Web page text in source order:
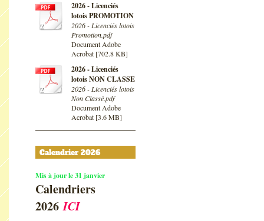
2026 - Licenciés
lotois PROMOTION
2026 - Licenciés lotois
Promotion.pdf
Document Adobe
Acrobat [702.8 KB]
2026 - Licenciés
lotois NON CLASSE
2026 - Licenciés lotois
Non Classé.pdf
Document Adobe
Acrobat [3.6 MB]
Calendrier 2026
Mis à jour le 31 janvier
Calendriers
2026ICI